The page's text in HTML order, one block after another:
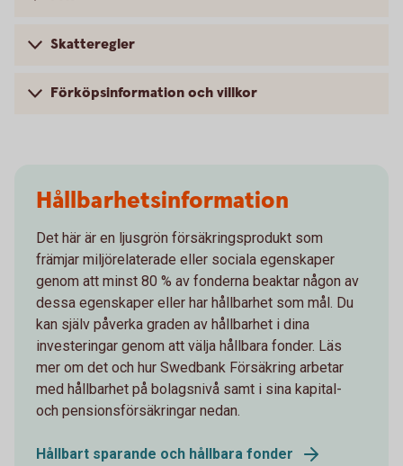
Skatteregler
Förköpsinformation och villkor
Hållbarhetsinformation
Det här är en ljusgrön försäkringsprodukt som
främjar miljörelaterade eller sociala egenskaper
genom att minst 80 % av fonderna beaktar någon av
dessa egenskaper eller har hållbarhet som mål. Du
kan själv påverka graden av hållbarhet i dina
investeringar genom att välja hållbara fonder. Läs
mer om det och hur Swedbank Försäkring arbetar
med hållbarhet på bolagsnivå samt i sina kapital-
och pensionsförsäkringar nedan.
Hållbart sparande och hållbara fonder